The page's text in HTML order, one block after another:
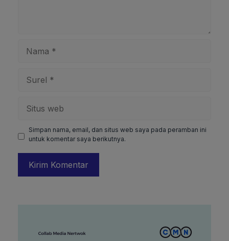
Simpan nama, email, dan situs web saya pada peramban ini
untuk komentar saya berikutnya.